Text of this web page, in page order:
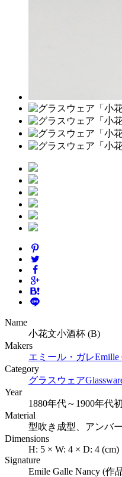
Name
小花文小酒杯 (B)
Makers
エミール・ガレEmille
Category
グラスウェア
Year
1880年代～1900年代
Material
型吹き成型、アンバ
Dimensions
H: 5 × W: 4 × D: 4 (cm)
Signature
Emile Galle Nancy (作